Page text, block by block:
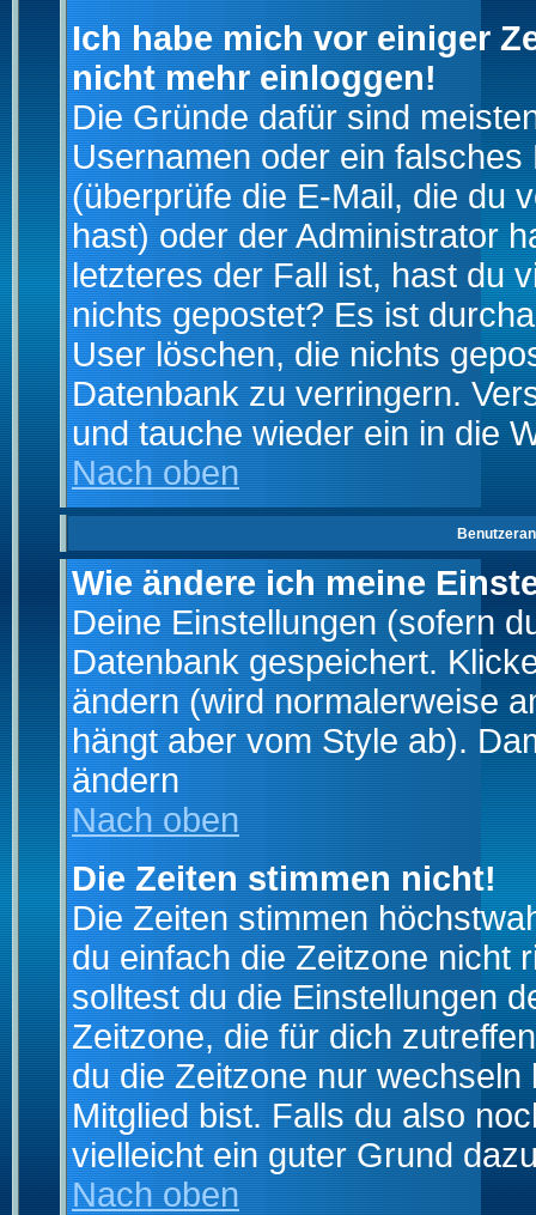
Ich habe mich vor einiger
nicht mehr einloggen!
Die Gründe dafür sind
Usernamen oder ein
(überprüfe die E-Mail, die du
hast) oder der Administrator
letzteres der Fall ist, hast du
nichts gepostet? Es ist
User löschen, die nichts
Datenbank zu verringern.
und tauche wieder ein in die
Nach oben
Wie ändere ich meine
Deine Einstellungen (sofern
Datenbank gespeichert.
ändern (wird normalerweise
hängt aber vom Style ab).
ändern
Nach oben
Die Zeiten stimmen nicht!
Die Zeiten stimmen
du einfach die Zeitzone nicht
solltest du die Einstellungen
Zeitzone, die für dich
du die Zeitzone nur
Mitglied bist. Falls du also
vielleicht ein guter Grund
Nach oben